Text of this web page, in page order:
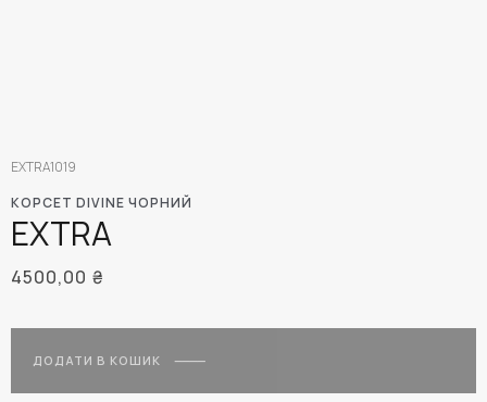
КОРСЕТ DIVINE ЧОРНИЙ
EXTRA
EXTRA1019
4500,00 ₴
ДОДАТИ В КОШИК